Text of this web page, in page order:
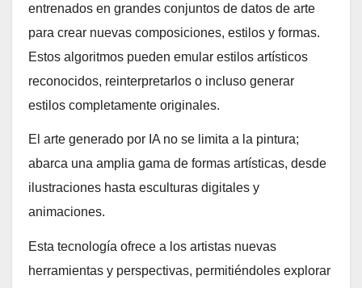
entrenados en grandes conjuntos de datos de arte
para crear nuevas composiciones, estilos y formas.
Estos algoritmos pueden emular estilos artísticos
reconocidos, reinterpretarlos o incluso generar
estilos completamente originales.
El arte generado por IA no se limita a la pintura;
abarca una amplia gama de formas artísticas, desde
ilustraciones hasta esculturas digitales y
animaciones.
Esta tecnología ofrece a los artistas nuevas
herramientas y perspectivas, permitiéndoles explorar